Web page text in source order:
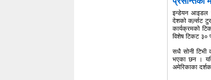
इन्डेयन आइडल
देशको कर्न्र्सट
कार्यक्रमको
विशेष टिकट ३०
सधै सोनी टिभी
भएका छन ।
अमेरिकाका